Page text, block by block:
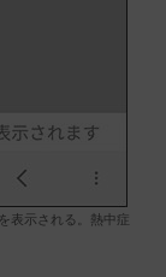
表示される。熱中症